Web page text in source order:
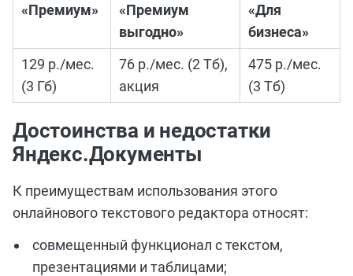
«Премиум»
«Премиум
выгодно»
«Для
бизнеса»
129 р./мес.
(3 Гб)
76 р./мес. (2 Тб),
акция
475 р./мес.
(3 Тб)
Достоинства и недостатки
Яндекс.Документы
К преимуществам использования этого
онлайнового текстового редактора относят:
совмещенный функционал с текстом,
презентациями и таблицами;